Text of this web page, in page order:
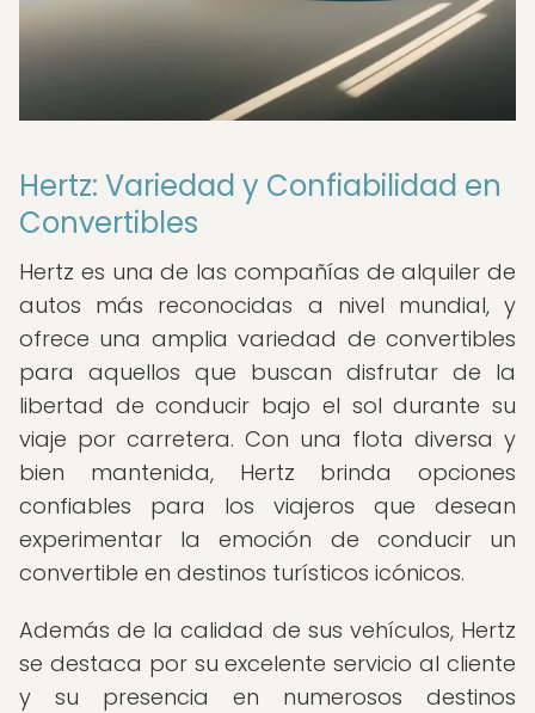
Hertz: Variedad y Confiabilidad en
Convertibles
Hertz es una de las compañías de alquiler de
autos más reconocidas a nivel mundial, y
ofrece una amplia variedad de convertibles
para aquellos que buscan disfrutar de la
libertad de conducir bajo el sol durante su
viaje por carretera. Con una flota diversa y
bien mantenida, Hertz brinda opciones
confiables para los viajeros que desean
experimentar la emoción de conducir un
convertible en destinos turísticos icónicos.
Además de la calidad de sus vehículos, Hertz
se destaca por su excelente servicio al cliente
y su presencia en numerosos destinos